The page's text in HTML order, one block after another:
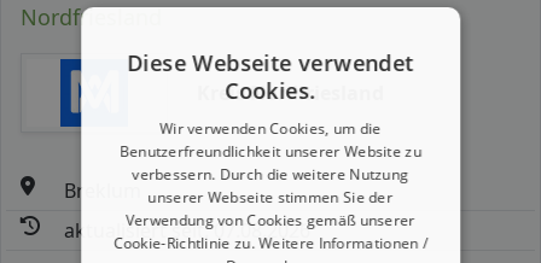
Nordfriesland
Kreis Nordfriesland
Breklum
aktualisiert seit: 07.08.2026
Diese Webseite verwendet
Cookies.
Wir verwenden Cookies, um die
Benutzerfreundlichkeit unserer Website zu
verbessern. Durch die weitere Nutzung
unserer Webseite stimmen Sie der
Verwendung von Cookies gemäß unserer
Cookie-Richtlinie zu.Weitere Informationen /